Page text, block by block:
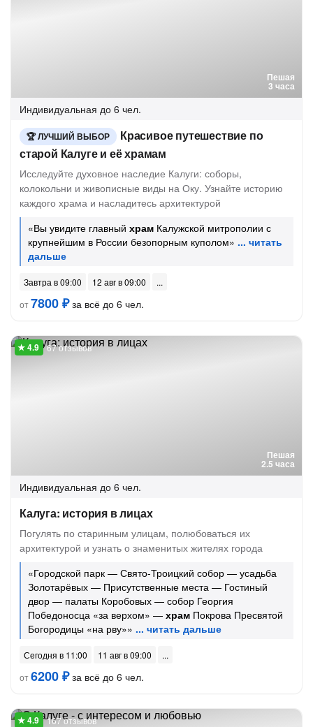
Пешая
3 часа
Индивидуальная до 6 чел.
ЛУЧШИЙ ВЫБОР
Красивое путешествие по
старой Калуге и её храмам
Исследуйте духовное наследие Калуги: соборы,
колокольни и живописные виды на Оку. Узнайте историю
каждого храма и насладитесь архитектурой
«Вы увидите главный храм Калужской митрополии с
крупнейшим в России безопорным куполом»
Завтра в 09:00
12 авг в 09:00
от7800 ₽за всё до 6 чел.
Пешая
2.5 часа
67 отзывов
Индивидуальная до 6 чел.
Калуга: история в лицах
Погулять по старинным улицам, полюбоваться их
архитектурой и узнать о знаменитых жителях города
«Городской парк — Свято-Троицкий собор — усадьба
Золотарёвых — Присутственные места — Гостиный
двор — палаты Коробовых — собор Георгия
Победоносца «за верхом» — храм Покрова Пресвятой
Богородицы «на рву»»
Сегодня в 11:00
11 авг в 09:00
от6200 ₽за всё до 6 чел.
167 отзывов